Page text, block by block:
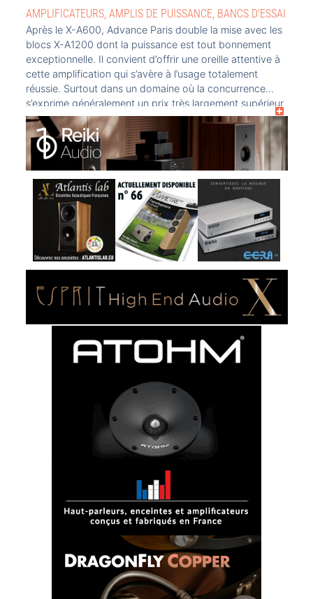
AMPLIFICATEURS, AMPLIS DE PUISSANCE, BANCS D'ESSAI
Après le X-A600, Advance Paris double la mise avec les
blocs X-A1200 dont la puissance est tout bonnement
exceptionnelle. Il convient d’offrir une oreille attentive à
cette amplification qui s’avère à l’usage totalement
réussie. Surtout dans un domaine où la concurrence
s’exprime généralement un prix très largement supérieur.
La marque française a donc une carte […]